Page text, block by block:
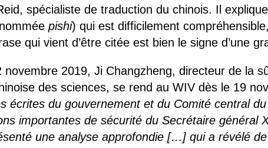
spécialiste de traduction du chinois. Il
pishi) qui est difficilement
qui vient d’être citée est bien le signe d’une
2019, Ji Changzheng, directeur de la
des sciences, se rend au WIV dès le 19
écrites du gouvernement et du Comité central
importantes de sécurité du Secrétaire général
une analyse approfondie […] qui a révélé